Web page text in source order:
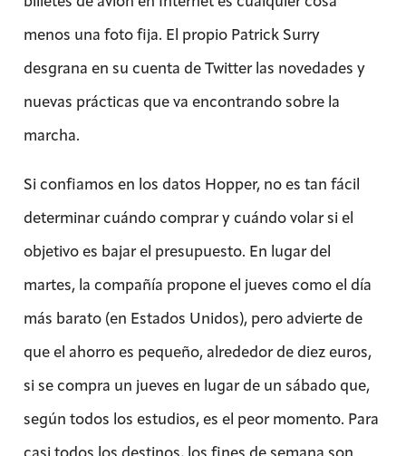
menos una foto fija. El propio Patrick Surry
desgrana en su cuenta de Twitter las novedades y
nuevas prácticas que va encontrando sobre la
marcha.
Si confiamos en los datos Hopper, no es tan fácil
determinar cuándo comprar y cuándo volar si el
objetivo es bajar el presupuesto. En lugar del
martes, la compañía propone el jueves como el día
más barato (en Estados Unidos), pero advierte de
que el ahorro es pequeño, alrededor de diez euros,
si se compra un jueves en lugar de un sábado que,
según todos los estudios, es el peor momento. Para
casi todos los destinos, los fines de semana son